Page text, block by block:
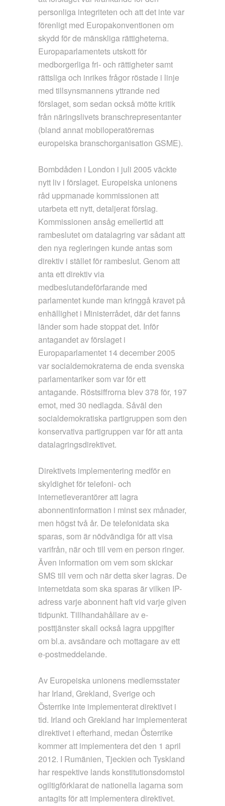
personliga integriteten och att det inte var
förenligt med Europakonventionen om
skydd för de mänskliga rättigheterna.
Europaparlamentets utskott för
medborgerliga fri- och rättigheter samt
rättsliga och inrikes frågor röstade i linje
med tillsynsmannens yttrande ned
förslaget, som sedan också mötte kritik
från näringslivets branschrepresentanter
(bland annat mobiloperatörernas
europeiska branschorganisation GSME).
Bombdåden i London i juli 2005 väckte
nytt liv i förslaget. Europeiska unionens
råd uppmanade kommissionen att
utarbeta ett nytt, detaljerat förslag.
Kommissionen ansåg emellertid att
rambeslutet om datalagring var sådant att
den nya regleringen kunde antas som
direktiv i stället för rambeslut. Genom att
anta ett direktiv via
medbeslutandeförfarande med
parlamentet kunde man kringgå kravet på
enhällighet i Ministerrådet, där det fanns
länder som hade stoppat det. Inför
antagandet av förslaget i
Europaparlamentet 14 december 2005
var socialdemokraterna de enda svenska
parlamentariker som var för ett
antagande. Röstsiffrorna blev 378 för, 197
emot, med 30 nedlagda. Såväl den
socialdemokratiska partigruppen som den
konservativa partigruppen var för att anta
datalagringsdirektivet.
Direktivets implementering medför en
skyldighet för telefoni- och
internetleverantörer att lagra
abonnentinformation i minst sex månader,
men högst två år. De telefonidata ska
sparas, som är nödvändiga för att visa
varifrån, när och till vem en person ringer.
Även information om vem som skickar
SMS till vem och när detta sker lagras. De
internetdata som ska sparas är vilken IP-
adress varje abonnent haft vid varje given
tidpunkt. Tillhandahållare av e-
posttjänster skall också lagra uppgifter
om bl.a. avsändare och mottagare av ett
e-postmeddelande.
Av Europeiska unionens medlemsstater
har Irland, Grekland, Sverige och
Österrike inte implementerat direktivet i
tid. Irland och Grekland har implementerat
direktivet i efterhand, medan Österrike
kommer att implementera det den 1 april
2012. I Rumänien, Tjeckien och Tyskland
har respektive lands konstitutionsdomstol
ogiltigförklarat de nationella lagarna som
antagits för att implementera direktivet.